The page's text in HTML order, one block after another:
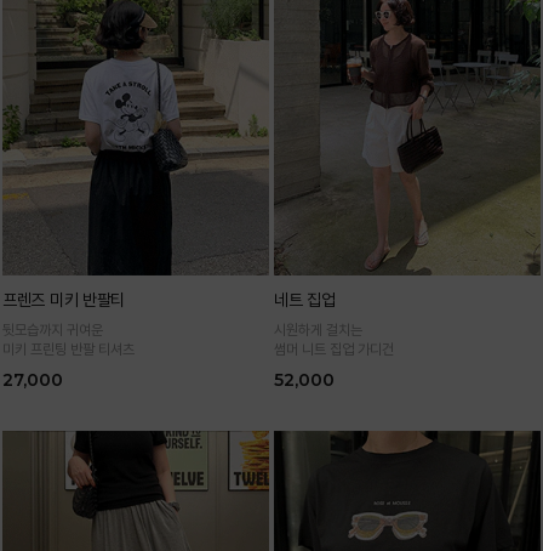
프렌즈 미키 반팔티
뒷모습까지 귀여운
미키 프린팅 반팔 티셔츠
27,000
네트 집업
시원하게 걸치는
썸머 니트 집업 가디건
52,000